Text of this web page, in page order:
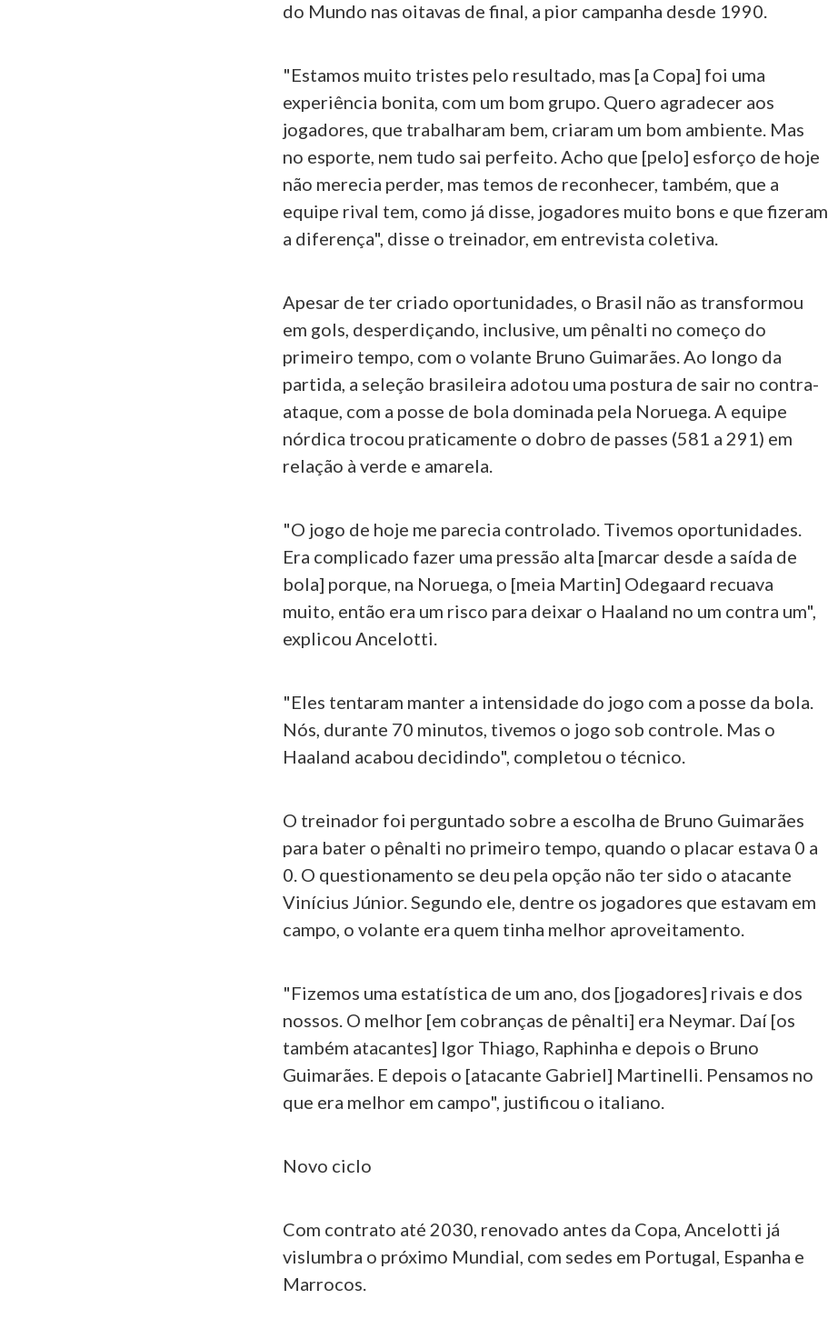
do Mundo nas oitavas de final, a pior campanha desde 1990.
"Estamos muito tristes pelo resultado, mas [a Copa] foi uma
experiência bonita, com um bom grupo. Quero agradecer aos
jogadores, que trabalharam bem, criaram um bom ambiente. Mas
no esporte, nem tudo sai perfeito. Acho que [pelo] esforço de hoje
não merecia perder, mas temos de reconhecer, também, que a
equipe rival tem, como já disse, jogadores muito bons e que fizeram
a diferença", disse o treinador, em entrevista coletiva.
Apesar de ter criado oportunidades, o Brasil não as transformou
em gols, desperdiçando, inclusive, um pênalti no começo do
primeiro tempo, com o volante Bruno Guimarães. Ao longo da
partida, a seleção brasileira adotou uma postura de sair no contra-
ataque, com a posse de bola dominada pela Noruega. A equipe
nórdica trocou praticamente o dobro de passes (581 a 291) em
relação à verde e amarela.
"O jogo de hoje me parecia controlado. Tivemos oportunidades.
Era complicado fazer uma pressão alta [marcar desde a saída de
bola] porque, na Noruega, o [meia Martin] Odegaard recuava
muito, então era um risco para deixar o Haaland no um contra um",
explicou Ancelotti.
"Eles tentaram manter a intensidade do jogo com a posse da bola.
Nós, durante 70 minutos, tivemos o jogo sob controle. Mas o
Haaland acabou decidindo", completou o técnico.
O treinador foi perguntado sobre a escolha de Bruno Guimarães
para bater o pênalti no primeiro tempo, quando o placar estava 0 a
0. O questionamento se deu pela opção não ter sido o atacante
Vinícius Júnior. Segundo ele, dentre os jogadores que estavam em
campo, o volante era quem tinha melhor aproveitamento.
"Fizemos uma estatística de um ano, dos [jogadores] rivais e dos
nossos. O melhor [em cobranças de pênalti] era Neymar. Daí [os
também atacantes] Igor Thiago, Raphinha e depois o Bruno
Guimarães. E depois o [atacante Gabriel] Martinelli. Pensamos no
que era melhor em campo", justificou o italiano.
Novo ciclo
Com contrato até 2030, renovado antes da Copa, Ancelotti já
vislumbra o próximo Mundial, com sedes em Portugal, Espanha e
Marrocos.